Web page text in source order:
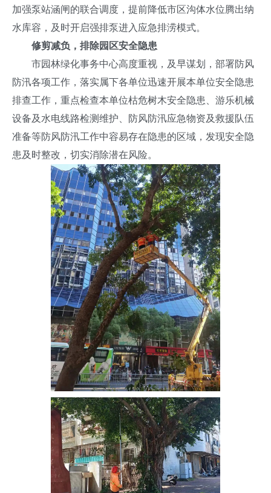
加强泵站涵闸的联合调度，提前降低市区沟体水位腾出纳
水库容，及时开启强排泵进入应急排涝模式。
修剪减负，排除园区安全隐患
市园林绿化事务中心高度重视，及早谋划，部署防风
防汛各项工作，落实属下各单位迅速开展本单位安全隐患
排查工作，重点检查本单位枯危树木安全隐患、游乐机械
设备及水电线路检测维护、防风防汛应急物资及救援队伍
准备等防风防汛工作中容易存在隐患的区域，发现安全隐
患及时整改，切实消除潜在风险。